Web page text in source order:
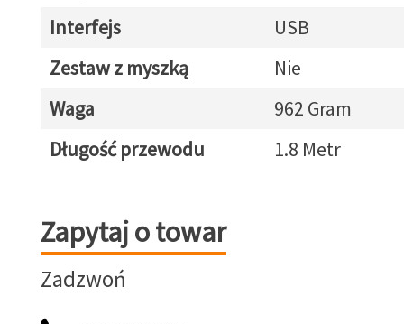
Interfejs
USB
Zestaw z myszką
Nie
Waga
962 Gram
Długość przewodu
1.8 Metr
Zapytaj o towar
Zapytaj o towar
Zadzwoń